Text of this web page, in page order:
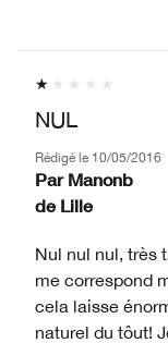
NUL
Rédigé le 10/05/2016
Par Manonb
de Lille
Nul nul nul, très
me correspond
cela laisse
naturel du tôut!